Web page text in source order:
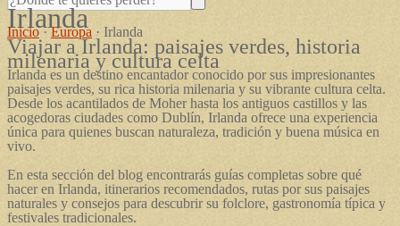
Irlanda
Inicio·Europa · Irlanda
Viajar a Irlanda: paisajes verdes, historia
milenaria y cultura celta
Irlanda es un destino encantador conocido por sus impresionantes
paisajes verdes, su rica historia milenaria y su vibrante cultura celta.
Desde los acantilados de Moher hasta los antiguos castillos y las
acogedoras ciudades como Dublín, Irlanda ofrece una experiencia
única para quienes buscan naturaleza, tradición y buena música en
vivo.
En esta sección del blog encontrarás guías completas sobre qué
hacer en Irlanda, itinerarios recomendados, rutas por sus paisajes
naturales y consejos para descubrir su folclore, gastronomía típica y
festivales tradicionales.